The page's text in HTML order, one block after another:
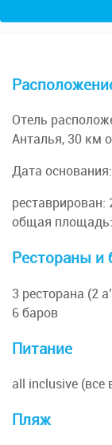
Отель
Анталья, 30 км
Дата
реставрирован:
общая
Рестораны и
3 ресторана (2
6 баров
Питание
all inclusive (все
Пляж